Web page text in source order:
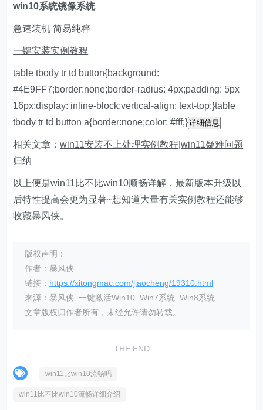
win10系统镜像系统
急速装机 简易纯粹
一键安装实例教程
table tbody tr td button{background:
#4E9FF7;border:none;border-radius: 4px;padding: 5px
16px;display: inline-block;vertical-align: text-top;}table
tbody tr td button a{border:none;color: #fff;}详细信息
相关文章：win11安装不上处理实例教程 |win11疑难问题
归纳
以上便是win11比不比win10顺畅详解，最新版本升级以
后特性提高会更为显著~想知道大量有关实例教程还能够
收藏暴风侠。
版权声明：
作者：暴风侠
链接： https://xitongmac.com/jiaocheng/19310.html
来源：暴风侠_一键激活Win10_Win7系统_Win8系统
文章版权归作者所有，未经允许请勿转载。
THE END
win11比win10流畅吗
win11比不比win10流畅详细介绍